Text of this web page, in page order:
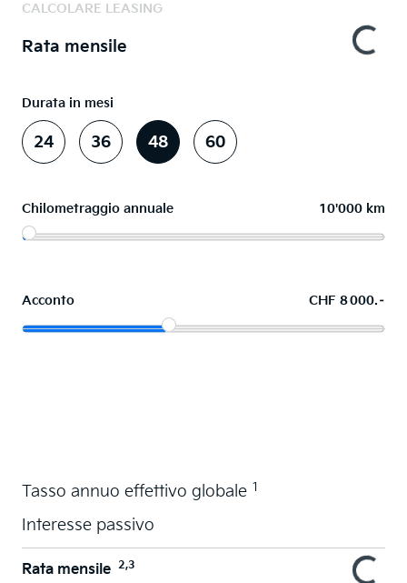
CALCOLARE LEASING
Rata mensile
Durata in mesi
24 36 48 60
Chilometraggio annuale 10'000 km
Acconto CHF 8 000.–
Tasso annuo effettivo globale 1
Interesse passivo
Rata mensile 2,3